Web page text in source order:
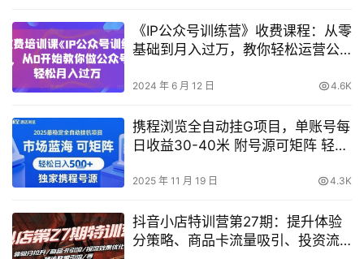
《IP公众号训练营》收费课程：从零
基础到月入过万，教你轻松运营公
2024 年 6 月 12 日 4.6K
携程浏览全自动挂G项目，单账号每
日收益30-40米 附号源可矩阵 轻松
2025 年 11 月 19 日 4.3K
抖音小店特训营第27期：提升体验
分策略、商品卡流量吸引、投资流